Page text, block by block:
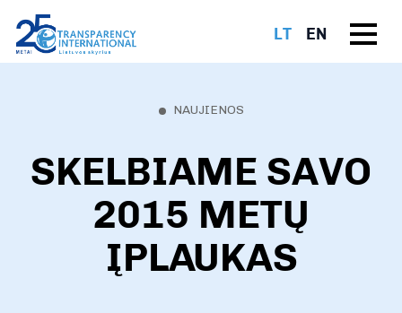
LT EN
NAUJIENOS
SKELBIAME SAVO
2015 METŲ
ĮPLAUKAS